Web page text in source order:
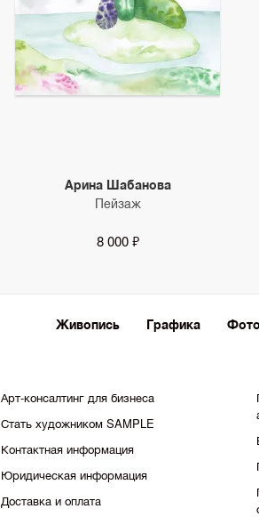
Арина Шабанова
Пейзаж
8 000 ₽
Живопись Графика Фото
Арт-консалтинг для бизнеса
Стать художником SAMPLE
Контактная информация
Юридическая информация
Доставка и оплата